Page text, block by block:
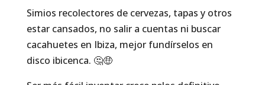
Simios recolectores de cervezas, tapas y otros
estar cansados, no salir a cuentas ni buscar
cacahuetes en Ibiza, mejor fundírselos en
disco ibicenca. 🤔🤑